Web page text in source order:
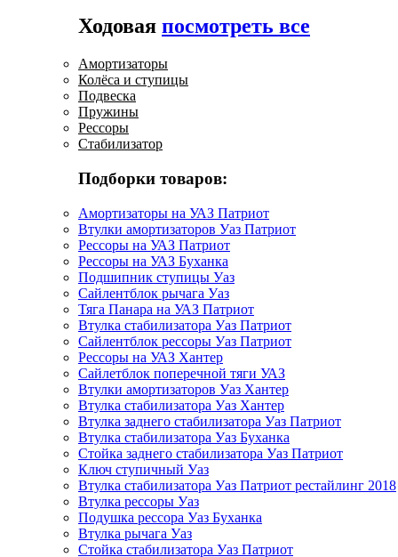
Ходовая посмотреть все
Амортизаторы
Колёса и ступицы
Подвеска
Пружины
Рессоры
Стабилизатор
Подборки товаров:
Амортизаторы на УАЗ Патриот
Втулки амортизаторов Уаз Патриот
Рессоры на УАЗ Патриот
Рессоры на УАЗ Буханка
Подшипник ступицы Уаз
Сайлентблок рычага Уаз
Тяга Панара на УАЗ Патриот
Втулка стабилизатора Уаз Патриот
Сайлентблок рессоры Уаз Патриот
Рессоры на УАЗ Хантер
Сайлетблок поперечной тяги УАЗ
Втулки амортизаторов Уаз Хантер
Втулка стабилизатора Уаз Хантер
Втулка заднего стабилизатора Уаз Патриот
Втулка стабилизатора Уаз Буханка
Стойка заднего стабилизатора Уаз Патриот
Ключ ступичный Уаз
Втулка стабилизатора Уаз Патриот рестайлинг 2018
Втулка рессоры Уаз
Подушка рессора Уаз Буханка
Втулка рычага Уаз
Стойка стабилизатора Уаз Патриот